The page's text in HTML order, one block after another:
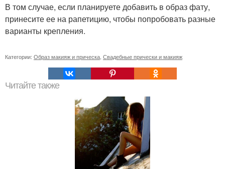
В том случае, если планируете добавить в образ фату,
принесите ее на рапетицию, чтобы попробовать разные
варианты крепления.
Категории: Образ макияж и прическа Свадебные прически и макияж
Читайте также